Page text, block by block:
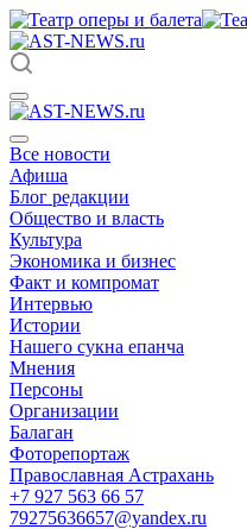
Все новости
Афиша
Блог редакции
Общество и власть
Культура
Экономика и бизнес
Факт и компромат
Интервью
Истории
Нашего сукна епанча
Мнения
Персоны
Организации
Балаган
Фоторепортаж
Православная Астрахань
+7 927 563 66 57
79275636657@yandex.ru